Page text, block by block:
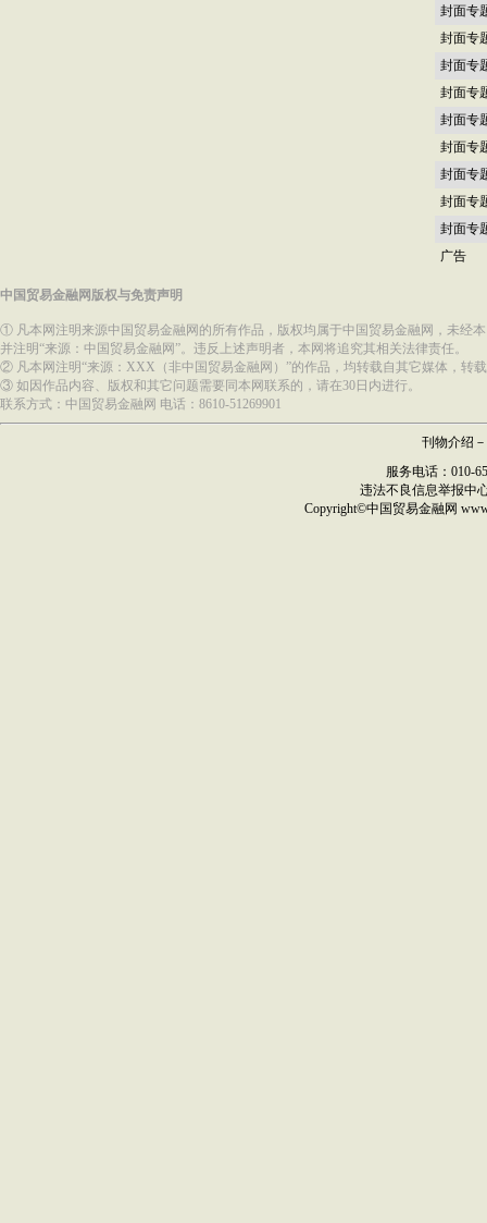
封面专
封面专
封面专
封面专
封面专
封面专
封面专
封面专
封面专
广告
中国贸易金融网版权与免责声明
① 凡本网注明来源中国贸易金融网的所有作品，版权均属于中国贸易金融网，未经
并注明“来源：中国贸易金融网”。违反上述声明者，本网将追究其相关法律责任。
② 凡本网注明“来源：XXX（非中国贸易金融网）”的作品，均转载自其它媒体，转
③ 如因作品内容、版权和其它问题需要同本网联系的，请在30日内进行。
联系方式：中国贸易金融网 电话：8610-51269901
刊物介绍 －
服务电话：010-
违法不良信息举报中
Copyright©中国贸易金融网